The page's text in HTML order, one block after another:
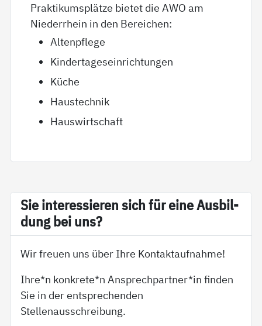
Praktikumsplätze bietet die AWO am
Niederrhein in den Bereichen:
Altenpflege
Kindertageseinrichtungen
Küche
Haustechnik
Hauswirtschaft
Sie in­ter­es­sie­ren sich für ei­ne Aus­bil­
dung bei uns?
Wir freuen uns über Ihre Kontaktaufnahme!
Ihre*n konkrete*n Ansprechpartner*in finden
Sie in der entsprechenden
Stellenausschreibung.